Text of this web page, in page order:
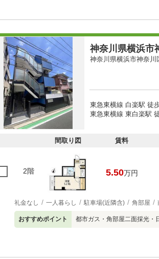
神奈川県横浜市
神奈川県横浜市神奈川
東急東横線 白楽駅 徒
東急東横線 東白楽駅
間取り図 賃料
2階 5.50万円
礼金なし 一人暮らし 駐車場(近隣含) 角部屋
おすすめポイント 都市ガス・角部屋二面採光・